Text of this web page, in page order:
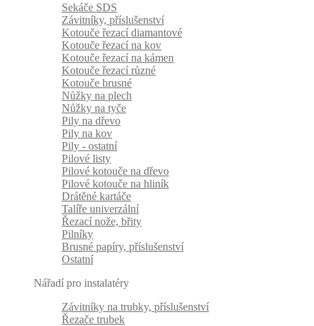
Sekáče SDS
Závitníky, příslušenství
Kotouče řezací diamantové
Kotouče řezací na kov
Kotouče řezací na kámen
Kotouče řezací různé
Kotouče brusné
Nůžky na plech
Nůžky na tyče
Pily na dřevo
Pily na kov
Pily - ostatní
Pilové listy
Pilové kotouče na dřevo
Pilové kotouče na hliník
Drátěné kartáče
Talíře univerzální
Řezací nože, břity
Pilníky
Brusné papíry, příslušenství
Ostatní
Nářadí pro instalatéry
Závitníky na trubky, příslušenství
Řezače trubek